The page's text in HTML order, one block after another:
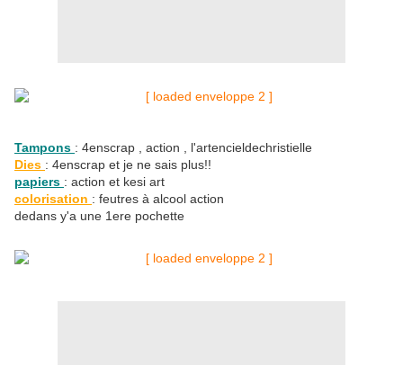
Tampons : 4enscrap , action , l'artencieldechristielle
Dies : 4enscrap et je ne sais plus!!
papiers : action et kesi art
colorisation : feutres à alcool action
dedans y'a une 1ere pochette